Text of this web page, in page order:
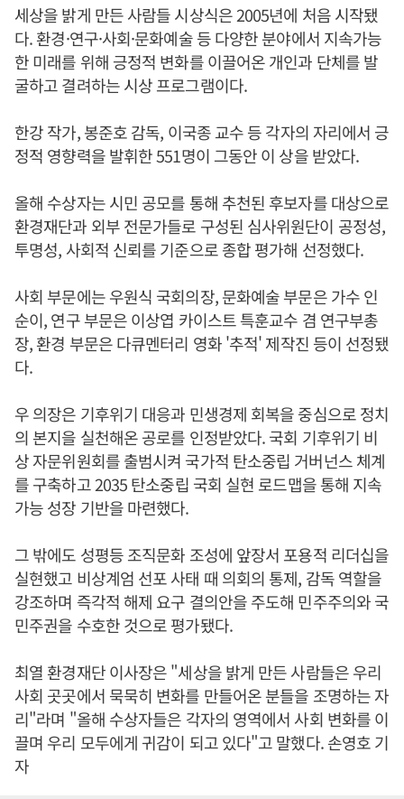
세상을 밝게 만든 사람들 시상식은 2005년에 처음 시작됐
다. 환경·연구·사회·문화예술 등 다양한 분야에서 지속가능
한 미래를 위해 긍정적 변화를 이끌어온 개인과 단체를 발
굴하고 결려하는 시상 프로그램이다.
한강 작가, 봉준호 감독, 이국종 교수 등 각자의 자리에서 긍
정적 영향력을 발휘한 551명이 그동안 이 상을 받았다.
올해 수상자는 시민 공모를 통해 추천된 후보자를 대상으로
환경재단과 외부 전문가들로 구성된 심사위원단이 공정성,
투명성, 사회적 신뢰를 기준으로 종합 평가해 선정했다.
사회 부문에는 우원식 국회의장, 문화예술 부문은 가수 인
순이, 연구 부문은 이상엽 카이스트 특훈교수 겸 연구부총
장, 환경 부문은 다큐멘터리 영화 '추적' 제작진 등이 선정됐
다.
우 의장은 기후위기 대응과 민생경제 회복을 중심으로 정치
의 본지을 실천해온 공로를 인정받았다. 국회 기후위기 비
상 자문위원회를 출범시켜 국가적 탄소중립 거버넌스 체계
를 구축하고 2035 탄소중립 국회 실현 로드맵을 통해 지속
가능 성장 기반을 마련했다.
그 밖에도 성평등 조직문화 조성에 앞장서 포용적 리더십을
실현했고 비상계엄 선포 사태 때 의회의 통제, 감독 역할을
강조하며 즉각적 해제 요구 결의안을 주도해 민주주의와 국
민주권을 수호한 것으로 평가됐다.
최열 환경재단 이사장은 "세상을 밝게 만든 사람들은 우리
사회 곳곳에서 묵묵히 변화를 만들어온 분들을 조명하는 자
리"라며 "올해 수상자들은 각자의 영역에서 사회 변화를 이
끌며 우리 모두에게 귀감이 되고 있다"고 말했다. 손영호 기
자